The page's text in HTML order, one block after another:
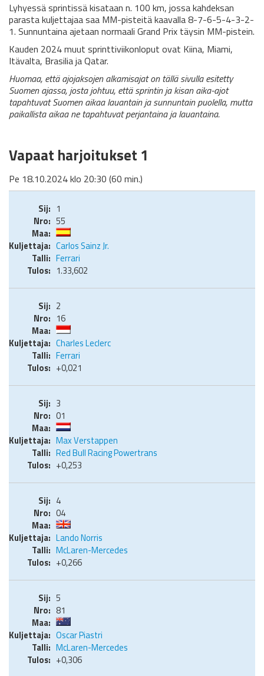
Lyhyessä sprintissä kisataan n. 100 km, jossa kahdeksan
parasta kuljettajaa saa MM-pisteitä kaavalla 8-7-6-5-4-3-2-
1. Sunnuntaina ajetaan normaali Grand Prix täysin MM-pistein.
Kauden 2024 muut sprinttiviikonloput ovat Kiina, Miami,
Itävalta, Brasilia ja Qatar.
Huomaa, että ajojaksojen alkamisajat on tällä sivulla esitetty
Suomen ajassa, josta johtuu, että sprintin ja kisan aika-ajot
tapahtuvat Suomen aikaa lauantain ja sunnuntain puolella, mutta
paikallista aikaa ne tapahtuvat perjantaina ja lauantaina.
Vapaat harjoitukset 1
Pe 18.10.2024 klo 20:30 (60 min.)
1
55
Carlos Sainz Jr.
Ferrari
1.33,602
2
16
Charles Leclerc
Ferrari
+0,021
3
01
Max Verstappen
Red Bull Racing Powertrans
+0,253
4
04
Lando Norris
McLaren-Mercedes
+0,266
5
81
Oscar Piastri
McLaren-Mercedes
+0,306